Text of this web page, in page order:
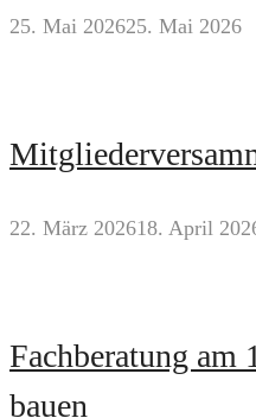
25. Mai 202625. Mai 2026
22. März 202618. April
Fachberatung
bauen